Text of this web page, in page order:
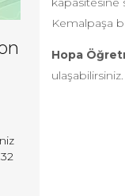
Kemalpaşa
Hopa
ulaşabilirsiniz.